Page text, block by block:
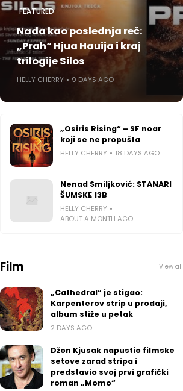
FEATURED
Nada kao poslednja reč:
„Prah“ Hjua Hauija i kraj
trilogije Silos
HELLY CHERRY 9 DAYS AGO
„Osiris Rising“ – SF noar
koji se ne propušta
HELLY CHERRY 18 DAYS AGO
Nenad Smiljković: STANARI
ŠUMSKE 13B
HELLY CHERRY
ABOUT A MONTH AGO
Film View all
„Cathedral“ je stigao:
Karpenterov strip u prodaji,
album stiže u petak
2 DAYS AGO
Džon Kjusak napustio filmske
setove zarad stripa i
predstavio svoj prvi grafički
roman „Momo“